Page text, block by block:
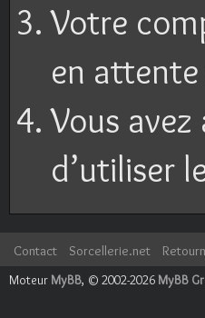
Votre
en
Vous
d’utiliser
Contact Sorcellerie.net
Moteur MyBB, © 2002-2026 MyBB